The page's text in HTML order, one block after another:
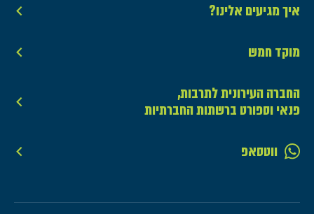
איך מגיעים אלינו?
מוקד חמש
החברה העירונית לתרבות,
פנאי וספורט ברשתות החברתיות
ווטסאפ